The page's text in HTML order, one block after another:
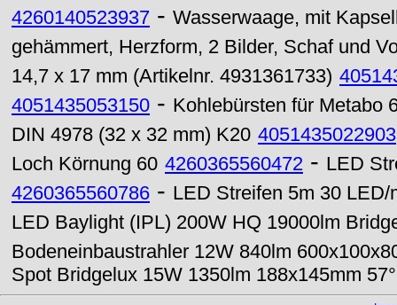
4260140523937 - Wasserwaage, mit
gehämmert, Herzform, 2 Bilder, Schaf und
14,7 x 17 mm (Artikelnr. 4931361733)
4051435053150 - Kohlebürsten für Metabo
DIN 4978 (32 x 32 mm) K20 4051435022903
Loch Körnung 60 4260365560472 - LED
4260365560786 - LED Streifen 5m 30
LED Baylight (IPL) 200W HQ 19000lm
Bodeneinbaustrahler 12W 840lm
Spot Bridgelux 15W 1350lm 188x145mm